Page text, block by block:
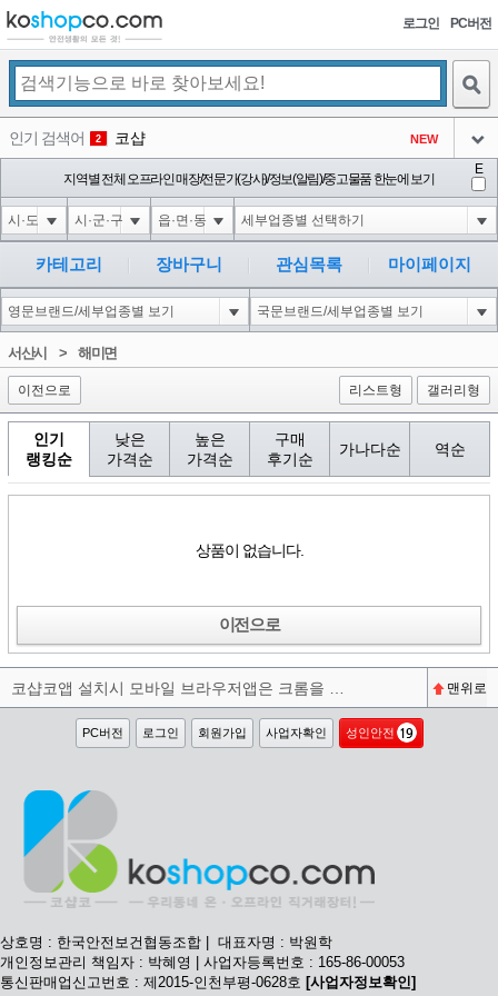
로그인 PC버전
인기 검색어 2 코샵 NEW
3 익스
아이콘
4 미끄럼방지
아이콘
5 대성설렁탕
아이콘
-16
6 1'"
아이콘
0
1
지역별 전체 오프라인 매장/전문가(강사)/정보(알림)/중고물품 한눈에 보기
E
카테고리 장바구니 관심목록 마이페이지
서산시 > 해미면
이전으로 리스트형 갤러리형
인기
랭킹순
낮은
가격순
높은
가격순
구매
후기순
가나다순 역순
상품이 없습니다.
이전으로
맨위로
PC버전 로그인 회원가입 사업자확인 성인안전
상호명 : 한국안전보건협동조합 | 대표자명 : 박원학
개인정보관리 책임자 : 박혜영 | 사업자등록번호 : 165-86-00053
통신판매업신고번호 : 제2015-인천부평-0628호 [사업자정보확인]